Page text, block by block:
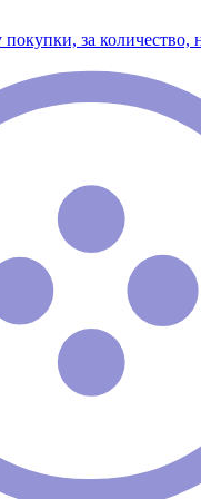
за количество,